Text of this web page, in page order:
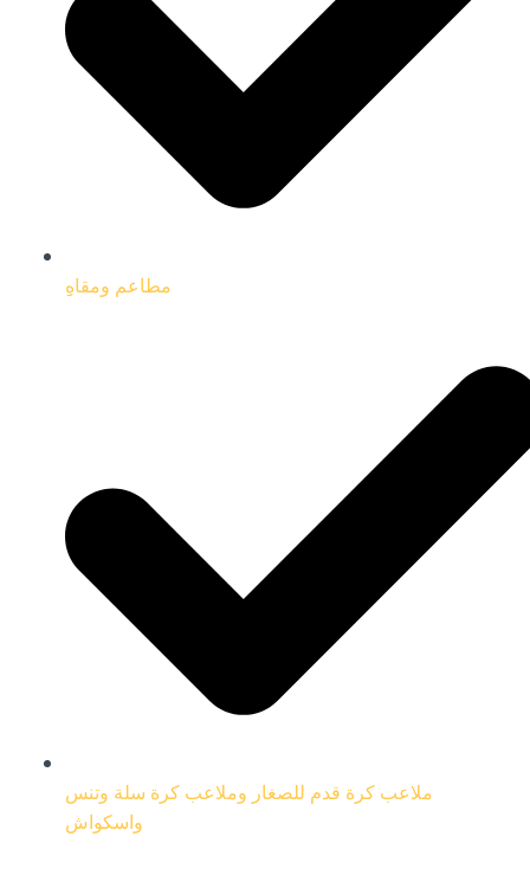
مطاعم ومقاهِِ
ملاعب كرة قدم للصغار وملاعب كرة سلة وتنس
واسكواش